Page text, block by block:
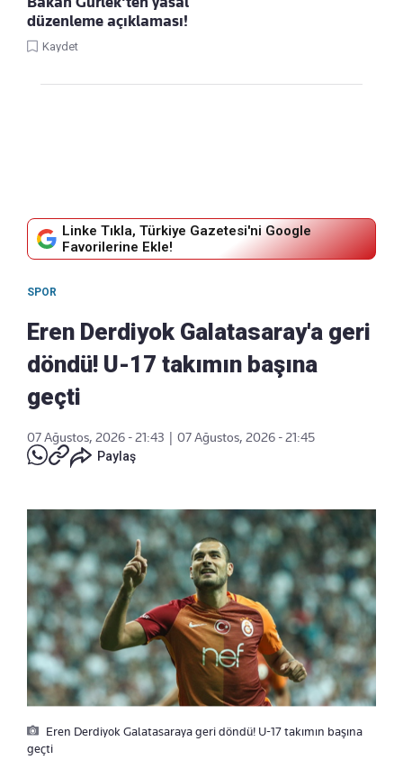
düzenleme açıklaması!
Kaydet
Linke Tıkla, Türkiye Gazetesi'ni Google
Favorilerine Ekle!
SPOR
Eren Derdiyok Galatasaray'a geri
döndü! U-17 takımın başına
geçti
07 Ağustos, 2026 - 21:43
07 Ağustos, 2026 - 21:45
Paylaş
Eren Derdiyok Galatasaraya geri döndü! U-17 takımın başına
geçti